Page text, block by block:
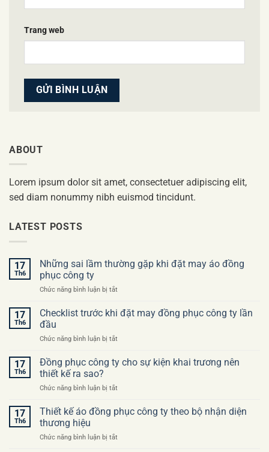
Trang web
ABOUT
Lorem ipsum dolor sit amet, consectetuer adipiscing elit,
sed diam nonummy nibh euismod tincidunt.
LATEST POSTS
17
Th6
Những sai lầm thường gặp khi đặt may áo đồng
phục công ty
Chức năng bình luận bị tắt
sai
lầm
gặp
đặt
đồng
công
17
Th6
Checklist trước khi đặt may đồng phục công ty lần
đầu
Chức năng bình luận bị tắt
trước
may
phục
lần
17
Th6
Đồng phục công ty cho sự kiện khai trương nên
thiết kế ra sao?
Chức năng bình luận bị tắt
phục
công
cho
17
Th6
Thiết kế áo đồng phục công ty theo bộ nhận diện
thương hiệu
Chức năng bình luận bị tắt